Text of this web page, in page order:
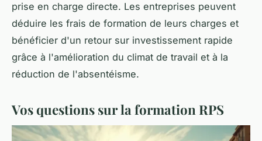
prise en charge directe. Les entreprises peuvent
déduire les frais de formation de leurs charges et
bénéficier d'un retour sur investissement rapide
grâce à l'amélioration du climat de travail et à la
réduction de l'absentéisme.
Vos questions sur la formation RPS